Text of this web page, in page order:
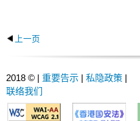
上一页
2018 © | 重要告示 | 私隐政策 |
联络我们